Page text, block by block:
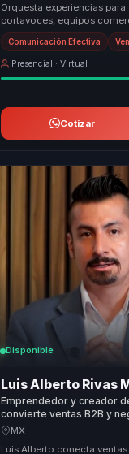
Orquesta experiencias para
portavoces, equipos
organizaciones dejen
desalineados y construyan
Comunicación Efectiva
Presencial · Virtual
Cotizar
Disponible
Luis Alberto Rivas
Emprendedor y creador
convierte ventas B2B y
resultados para equipos
MX
Luis Alberto conecta